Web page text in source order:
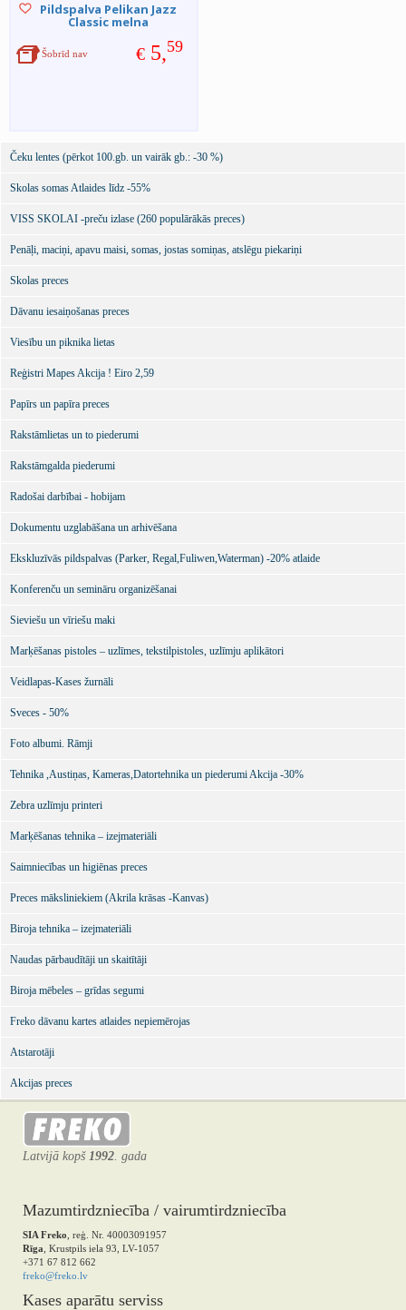
Pildspalva Pelikan Jazz
Classic melna
€ 5,59
Šobrīd nav
Čeku lentes (pērkot 100.gb. un vairāk gb.: -30 %)
Skolas somas Atlaides līdz -55%
VISS SKOLAI -preču izlase (260 populārākās preces)
Penāļi, maciņi, apavu maisi, somas, jostas somiņas, atslēgu piekariņi
Skolas preces
Dāvanu iesaiņošanas preces
Viesību un piknika lietas
Reģistri Mapes Akcija ! Eiro 2,59
Papīrs un papīra preces
Rakstāmlietas un to piederumi
Rakstāmgalda piederumi
Radošai darbībai - hobijam
Dokumentu uzglabāšana un arhivēšana
Ekskluzīvās pildspalvas (Parker, Regal,Fuliwen,Waterman) -20% atlaide
Konferenču un semināru organizēšanai
Sieviešu un vīriešu maki
Marķēšanas pistoles – uzlīmes, tekstilpistoles, uzlīmju aplikātori
Veidlapas-Kases žurnāli
Sveces - 50%
Foto albumi. Rāmji
Tehnika ,Austiņas, Kameras,Datortehnika un piederumi Akcija -30%
Zebra uzlīmju printeri
Marķēšanas tehnika – izejmateriāli
Saimniecības un higiēnas preces
Preces māksliniekiem (Akrila krāsas -Kanvas)
Biroja tehnika – izejmateriāli
Naudas pārbaudītāji un skaitītāji
Biroja mēbeles – grīdas segumi
Freko dāvanu kartes atlaides nepiemērojas
Atstarotāji
Akcijas preces
Latvijā kopš 1992. gada
Mazumtirdzniecība / vairumtirdzniecība
SIA Freko , reģ. Nr. 40003091957
Rīga , Krustpils iela 93, LV-1057
+371 67 812 662
freko@freko.lv
Kases aparātu serviss